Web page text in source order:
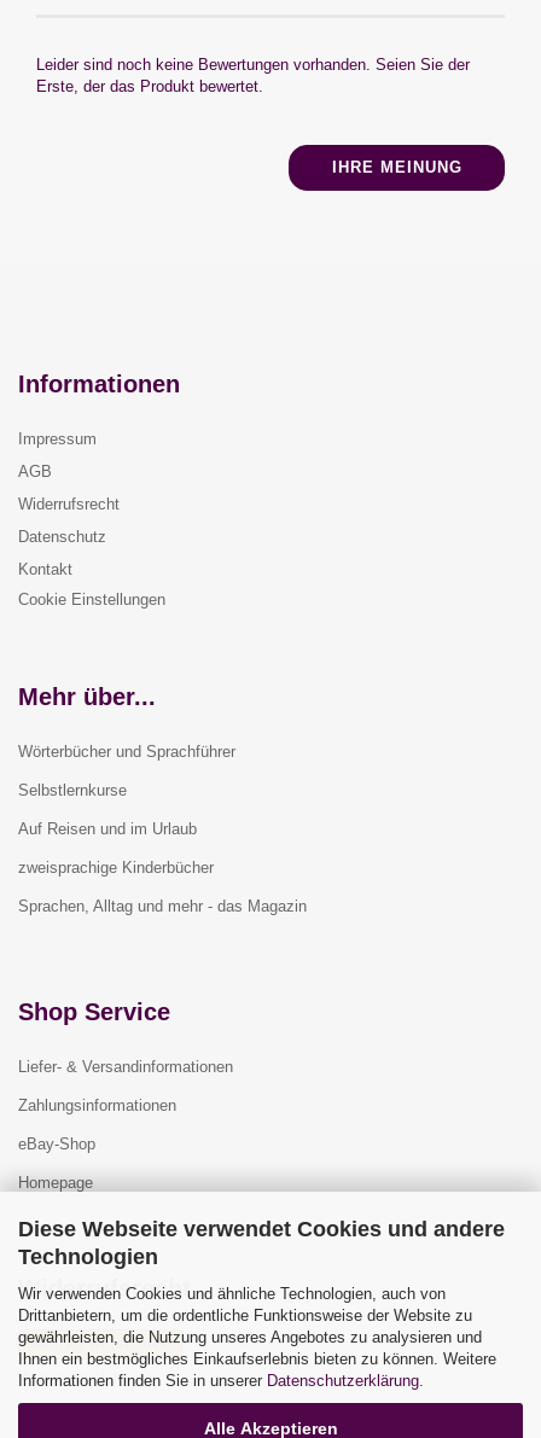
Diese Webseite verwendet Cookies und andere
Technologien
Wir verwenden Cookies und ähnliche Technologien, auch von
Drittanbietern, um die ordentliche Funktionsweise der Website zu
gewährleisten, die Nutzung unseres Angebotes zu analysieren und
Ihnen ein bestmögliches Einkaufserlebnis bieten zu können. Weitere
Informationen finden Sie in unserer Datenschutzerklärung
Alle Akzeptieren
Leider sind noch keine Bewertungen vorhanden. Seien Sie der
Erste, der das Produkt bewertet.
IHRE MEINUNG
Informationen
Impressum
AGB
Widerrufsrecht
Datenschutz
Kontakt
Cookie Einstellungen
Mehr über...
Wörterbücher und Sprachführer
Selbstlernkurse
Auf Reisen und im Urlaub
zweisprachige Kinderbücher
Sprachen, Alltag und mehr - das Magazin
Shop Service
Liefer- & Versandinformationen
Zahlungsinformationen
eBay-Shop
Homepage
Widerrufsrecht
Vertrag widerrufen
Widerrufsbelehrung